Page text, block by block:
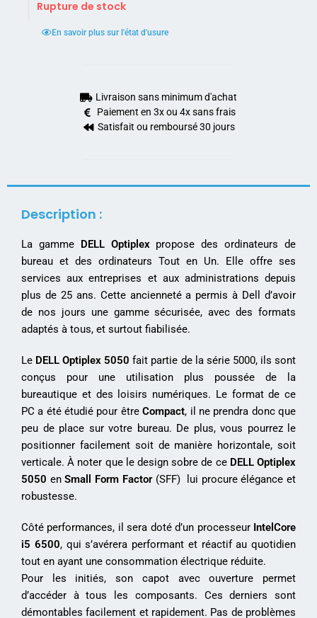
Rupture de stock
En savoir plus sur l'état d'usure
Livraison sans minimum d'achat
Paiement en 3x ou 4x sans frais
Satisfait ou remboursé 30 jours
Description :
La gamme DELL Optiplexpropose des ordinateurs de
bureau et des ordinateurs Tout en Un. Elle offre ses
services aux entreprises et aux administrations depuis
plus de 25 ans. Cette ancienneté a permis à Dell d’avoir
de nos jours une gamme sécurisée, avec des formats
adaptés à tous, et surtout fiabilisée.
Le DELL Optiplex 5050 fait partie de la série 5000, ils sont
conçus pour une utilisation plus poussée de la
bureautique et des loisirs numériques. Le format de ce
PC a été étudié pour êtreCompact, il ne prendra donc que
peu de place sur votre bureau. De plus, vous pourrez le
positionner facilement soit de manière horizontale, soit
verticale. À noter que le design sobre de ce DELL Optiplex
5050 enSmall Form Factor(SFF) lui procure élégance et
robustesse.
Côté performances, il sera doté d’un processeur IntelCore
i5 6500, qui s’avérera performant et réactif au quotidien
tout en ayant une consommation électrique réduite.
Pour les initiés, son capot avec ouverture permet
d’accéder à tous les composants. Ces derniers sont
démontables facilement et rapidement. Pas de problèmes